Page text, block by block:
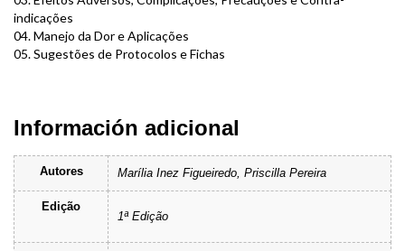
indicações
04. Manejo da Dor e Aplicações
05. Sugestões de Protocolos e Fichas
Información adicional
Autores Marília Inez Figueiredo, Priscilla Pereira
Edição
1ª Edição